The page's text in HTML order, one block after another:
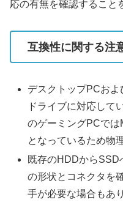
応の有無を確認すること
互換性に関する注
デスクトップPCお
ドライブに対応して
のゲーミングPCで
となっているため物
既存のHDDからSSD
の形状とコネクタを
手が必要な場合もあ